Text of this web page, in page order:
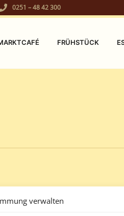
verwalten
0251 – 48 42 300
FRÜHSTÜCK